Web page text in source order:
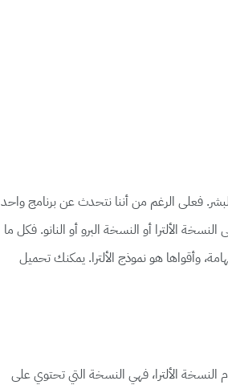
فعلى الرغم من أننا نتحدث عن برنامج واحد
الألترا أو النسخة البرو أو النانو. فكل ما
وأقواها هو نموذج الألترا. يمكنك تحميل
النسخة الألترا، فهي النسخة التي تحتوي على